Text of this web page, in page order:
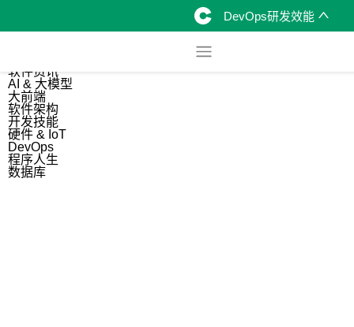
DevOps研发效能
软件资讯
AI & 大模型
大前端
软件架构
开发技能
硬件 & IoT
DevOps
程序人生
数据库